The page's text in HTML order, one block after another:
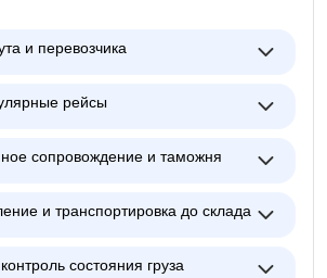
и перевозчика
рейсы
сопровождение и таможня
и транспортировка до склада
состояния груза